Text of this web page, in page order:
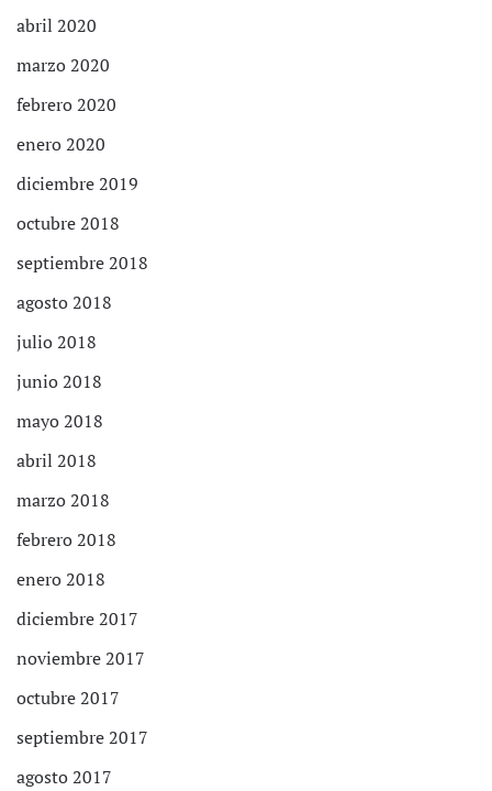
abril 2020
marzo 2020
febrero 2020
enero 2020
diciembre 2019
octubre 2018
septiembre 2018
agosto 2018
julio 2018
junio 2018
mayo 2018
abril 2018
marzo 2018
febrero 2018
enero 2018
diciembre 2017
noviembre 2017
octubre 2017
septiembre 2017
agosto 2017